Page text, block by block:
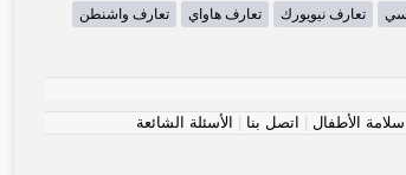
تعارف نيويورك تعارف هاواي تعارف واشنطن
سلامة الأطفال اتصل بنا الأسئلة الشائعة